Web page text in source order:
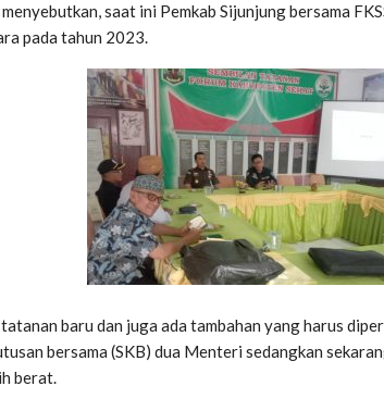
saat ini Pemkab Sijunjung bersama
pada tahun 2023.
baru dan juga ada tambahan yang harus
bersama (SKB) dua Menteri sedangkan
berat.